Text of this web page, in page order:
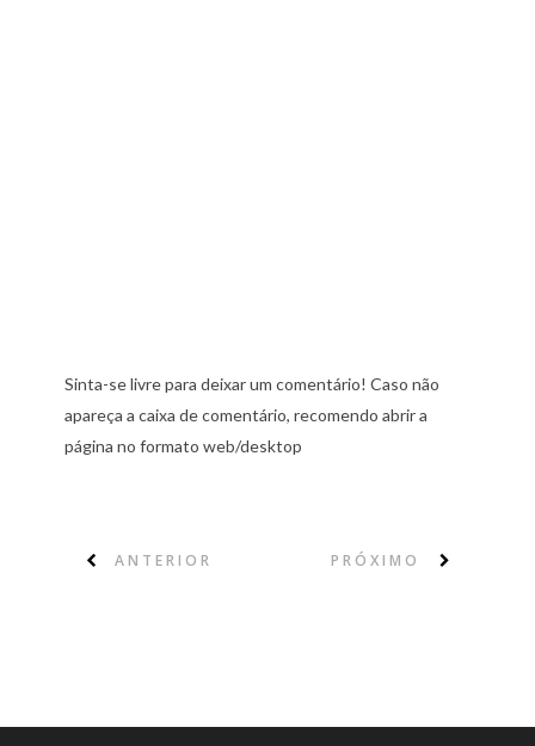
Sinta-se livre para deixar um comentário! Caso não
apareça a caixa de comentário, recomendo abrir a
página no formato web/desktop
ANTERIOR PRÓXIMO